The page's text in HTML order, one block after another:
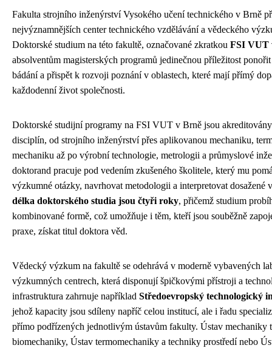
Fakulta strojního inženýrství Vysokého učení technického v Brně
nejvýznamnějších center technického vzdělávání a vědeckého
Doktorské studium na této fakultě, označované zkratkou FSI VUT
absolventům magisterských programů jedinečnou příležitost
bádání a přispět k rozvoji poznání v oblastech, které mají přímý
každodenní život společnosti.
Doktorské studijní programy na FSI VUT v Brně jsou
disciplín, od strojního inženýrství přes aplikovanou mechaniku,
mechaniku až po výrobní technologie, metrologii a průmyslové
doktorand pracuje pod vedením zkušeného školitele, který mu
výzkumné otázky, navrhovat metodologii a interpretovat dosažené
délka doktorského studia jsou čtyři roky, přičemž studium
kombinované formě, což umožňuje i těm, kteří jsou souběžně
praxe, získat titul doktora věd.
Vědecký výzkum na fakultě se odehrává v moderně vybavených
výzkumných centrech, která disponují špičkovými přístroji a
infrastruktura zahrnuje například Středoevropský technologický
jehož kapacity jsou sdíleny napříč celou institucí, ale i řadu
přímo podřízených jednotlivým ústavům fakulty. Ústav mechaniky
biomechaniky, Ústav termomechaniky a techniky prostředí nebo